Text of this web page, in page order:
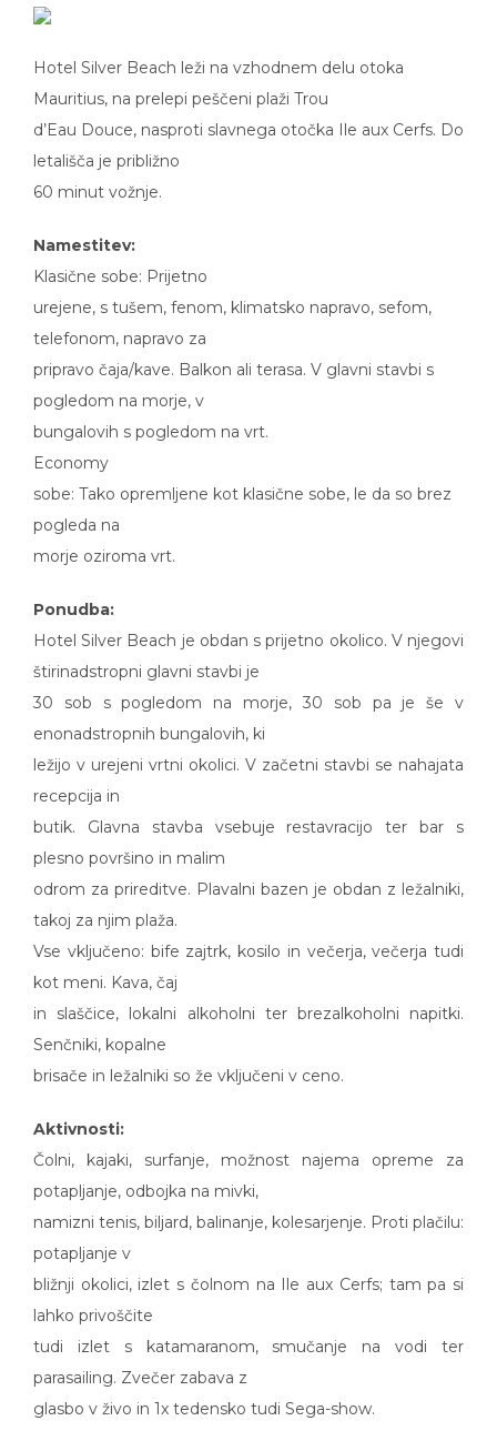
Hotel Silver Beach leži na vzhodnem delu otoka
Mauritius, na prelepi peščeni plaži Trou
d’Eau Douce, nasproti slavnega otočka Ile aux Cerfs. Do
letališča je približno
60 minut vožnje.
Namestitev:
Klasične sobe: Prijetno
urejene, s tušem, fenom, klimatsko napravo, sefom,
telefonom, napravo za
pripravo čaja/kave. Balkon ali terasa. V glavni stavbi s
pogledom na morje, v
bungalovih s pogledom na vrt.
Economy
sobe: Tako opremljene kot klasične sobe, le da so brez
pogleda na
morje oziroma vrt.
Ponudba:
Hotel Silver Beach je obdan s prijetno okolico. V njegovi
štirinadstropni glavni stavbi je
30 sob s pogledom na morje, 30 sob pa je še v
enonadstropnih bungalovih, ki
ležijo v urejeni vrtni okolici. V začetni stavbi se nahajata
recepcija in
butik. Glavna stavba vsebuje restavracijo ter bar s
plesno površino in malim
odrom za prireditve. Plavalni bazen je obdan z ležalniki,
takoj za njim plaža.
Vse vključeno: bife zajtrk, kosilo in večerja, večerja tudi
kot meni. Kava, čaj
in slaščice, lokalni alkoholni ter brezalkoholni napitki.
Senčniki, kopalne
brisače in ležalniki so že vključeni v ceno.
Aktivnosti:
Čolni, kajaki, surfanje, možnost najema opreme za
potapljanje, odbojka na mivki,
namizni tenis, biljard, balinanje, kolesarjenje. Proti plačilu:
potapljanje v
bližnji okolici, izlet s čolnom na Ile aux Cerfs; tam pa si
lahko privoščite
tudi izlet s katamaranom, smučanje na vodi ter
parasailing. Zvečer zabava z
glasbo v živo in 1x tedensko tudi Sega-show.